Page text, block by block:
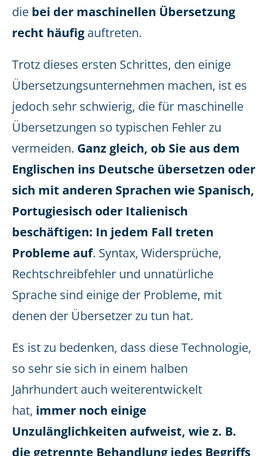
die bei der maschinellen Übersetzung
recht häufig auftreten.
Trotz dieses ersten Schrittes, den einige
Übersetzungsunternehmen machen, ist es
jedoch sehr schwierig, die für maschinelle
Übersetzungen so typischen Fehler zu
vermeiden. Ganz gleich, ob Sie aus dem
Englischen ins Deutsche übersetzen oder
sich mit anderen Sprachen wie Spanisch,
Portugiesisch oder Italienisch
beschäftigen: In jedem Fall treten
Probleme auf. Syntax, Widersprüche,
Rechtschreibfehler und unnatürliche
Sprache sind einige der Probleme, mit
denen der Übersetzer zu tun hat.
Es ist zu bedenken, dass diese Technologie,
so sehr sie sich in einem halben
Jahrhundert auch weiterentwickelt
hat, immer noch einige
Unzulänglichkeiten aufweist, wie z. B.
die getrennte Behandlung jedes Begriffs